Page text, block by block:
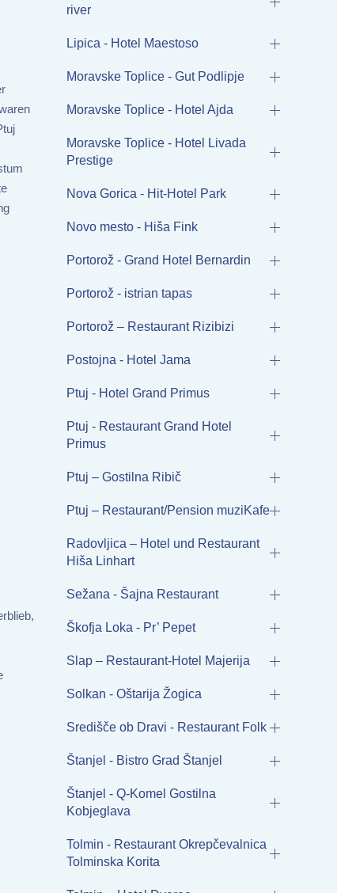
river
Lipica - Hotel Maestoso
Moravske Toplice - Gut Podlipje
Moravske Toplice - Hotel Ajda
Moravske Toplice - Hotel Livada
Prestige
Nova Gorica - Hit-Hotel Park
Novo mesto - Hiša Fink
Portorož - Grand Hotel Bernardin
Portorož - istrian tapas
Portorož – Restaurant Rizibizi
Postojna - Hotel Jama
Ptuj - Hotel Grand Primus
Ptuj - Restaurant Grand Hotel
Primus
Ptuj – Gostilna Ribič
Ptuj – Restaurant/Pension muziKafe
Radovljica – Hotel und Restaurant
Hiša Linhart
Sežana - Šajna Restaurant
Škofja Loka - Pr’ Pepet
Slap – Restaurant-Hotel Majerija
Solkan - Oštarija Žogica
Središče ob Dravi - Restaurant Folk
Štanjel - Bistro Grad Štanjel
Štanjel - Q-Komel Gostilna
Kobjeglava
Tolmin - Restaurant Okrepčevalnica
Tolminska Korita